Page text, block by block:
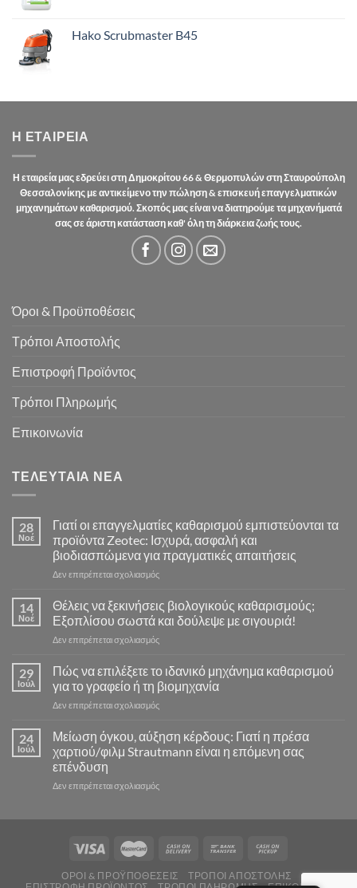
through
Hako Scrubmaster B45
Η ΕΤΑΙΡΕΊΑ
Η εταιρεία μας εδρεύει στη Δημοκρίτου 66 & Θερμοπυλών στη Σταυρούπολη
Θεσσαλονίκης με αντικείμενο την πώληση & επισκευή επαγγελματικών
μηχανημάτων καθαρισμού. Σκοπός μας είναι να διατηρούμε τα μηχανήματά
σας σε άριστη κατάσταση καθ' όλη τη διάρκεια ζωής τους.
Όροι & Προϋποθέσεις
Τρόποι Αποστολής
Επιστροφή Προϊόντος
Τρόποι Πληρωμής
Επικοινωνία
ΤΕΛΕΥΤΑΊΑ ΝΈΑ
28
Νοέ
Γιατί οι επαγγελματίες καθαρισμού εμπιστεύονται τα
προϊόντα Zeotec: Ισχυρά, ασφαλή και
βιοδιασπώμενα για πραγματικές απαιτήσεις
Δεν επιτρέπεται σχολιασμόςστο
επαγγελματίες
καθαρισμού
εμπιστεύονται
προϊόντα
Zeotec:
Ισχυρά,
ασφαλή
βιοδιασπώμενα
για
14
Νοέ
Θέλεις να ξεκινήσεις βιολογικούς καθαρισμούς;
Εξοπλίσου σωστά και δούλεψε με σιγουριά!
Δεν επιτρέπεται σχολιασμόςστο
ξεκινήσεις
βιολογικούς
καθαρισμούς;
σωστά
και
σιγουριά!
29
Ιούλ
Πώς να επιλέξετε το ιδανικό μηχάνημα καθαρισμού
για το γραφείο ή τη βιομηχανία
Δεν επιτρέπεται σχολιασμόςστο
επιλέξετε
το
μηχάνημα
βιομηχανία
24
Ιούλ
Μείωση όγκου, αύξηση κέρδους: Γιατί η πρέσα
χαρτιού/φιλμ Strautmann είναι η επόμενη σας
επένδυση
Δεν επιτρέπεται σχολιασμόςστο
Γιατί
πρέσα
ΌΡΟΙ & ΠΡΟΫΠΟΘΈΣΕΙΣ
ΤΡΌΠΟΙ ΑΠΟΣΤΟΛΉΣ